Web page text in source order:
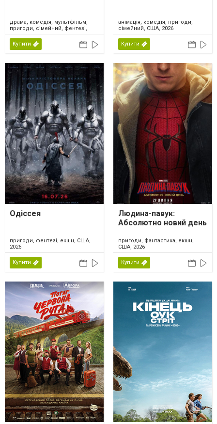
драма, комедія, мультфільм,
пригоди, сімейний, фентезі,
США, 2026
Купити
анімація, комедія, пригоди,
сімейний, США, 2026
Купити
Одіссея
пригоди, фентезі, екшн, США,
2026
Купити
Людина-павук:
Абсолютно новий день
пригоди, фантастика, екшн,
США, 2026
Купити